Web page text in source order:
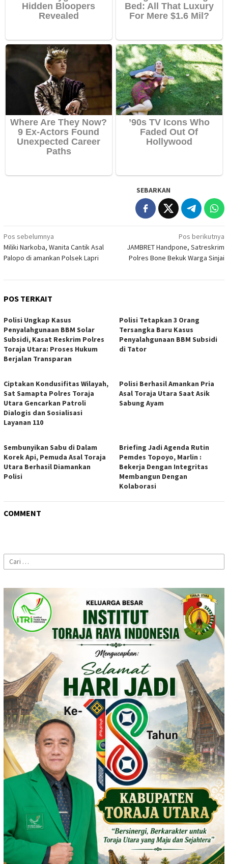
SEBARKAN
Navigasi
pos
Pos sebelumnya
Miliki Narkoba, Wanita Cantik Asal
Palopo di amankan Polsek Lapri
Pos berikutnya
JAMBRET Handpone, Satreskrim
Polres Bone Bekuk Warga Sinjai
POS TERKAIT
Polisi Ungkap Kasus
Penyalahgunaan BBM Solar
Subsidi, Kasat Reskrim Polres
Toraja Utara: Proses Hukum
Berjalan Transparan
Polisi Tetapkan 3 Orang
Tersangka Baru Kasus
Penyalahgunaan BBM Subsidi
di Tator
Ciptakan Kondusifitas Wilayah,
Sat Samapta Polres Toraja
Utara Gencarkan Patroli
Dialogis dan Sosialisasi
Layanan 110
Polisi Berhasil Amankan Pria
Asal Toraja Utara Saat Asik
Sabung Ayam
Sembunyikan Sabu di Dalam
Korek Api, Pemuda Asal Toraja
Utara Berhasil Diamankan
Polisi
Briefing Jadi Agenda Rutin
Pemdes Topoyo, Marlin :
Bekerja Dengan Integritas
Membangun Dengan
Kolaborasi
COMMENT
Cari
untuk: